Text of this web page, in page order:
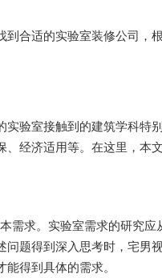
合适的实验室装修公司，
室接触到的建筑学科特别凌乱
、环保、经济适用等。在这
。实验室需求的研究应从
问题得到深入思考时，宅
得到具体的需求。